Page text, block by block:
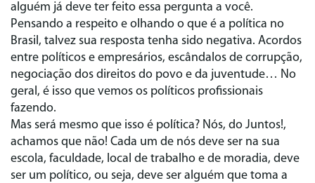
alguém já deve ter feito essa pergunta a você.
Pensando a respeito e olhando o que é a política no
Brasil, talvez sua resposta tenha sido negativa. Acordos
entre políticos e empresários, escândalos de corrupção,
negociação dos direitos do povo e da juventude… No
geral, é isso que vemos os políticos profissionais
fazendo.
Mas será mesmo que isso é política? Nós, do Juntos!,
achamos que não! Cada um de nós deve ser na sua
escola, faculdade, local de trabalho e de moradia, deve
ser um político, ou seja, deve ser alguém que toma a